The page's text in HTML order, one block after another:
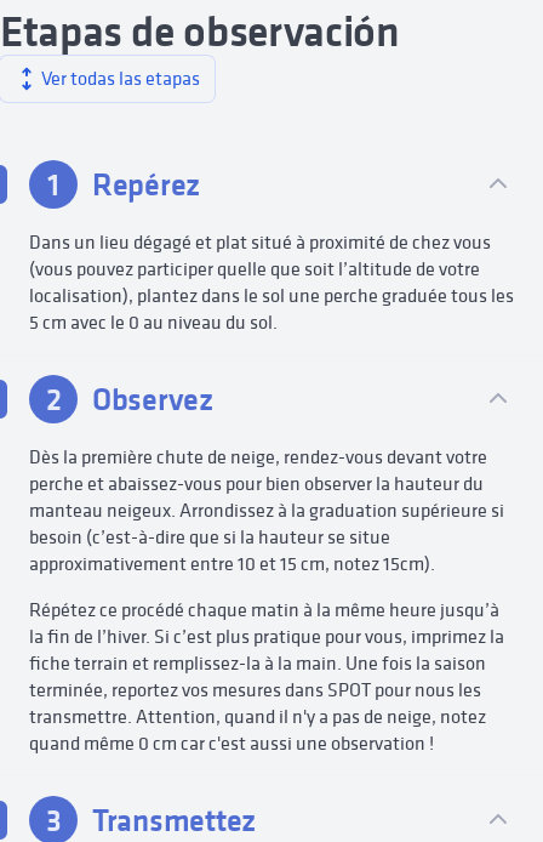
Etapas de observación
Ver todas las etapas
1 Repérez
Dans un lieu dégagé et plat situé à proximité de chez vous
(vous pouvez participer quelle que soit l’altitude de votre
localisation), plantez dans le sol une perche graduée tous les
5 cm avec le 0 au niveau du sol.
2 Observez
Dès la première chute de neige, rendez-vous devant votre
perche et abaissez-vous pour bien observer la hauteur du
manteau neigeux. Arrondissez à la graduation supérieure si
besoin (c’est-à-dire que si la hauteur se situe
approximativement entre 10 et 15 cm, notez 15cm).
Répétez ce procédé chaque matin à la même heure jusqu’à
la fin de l’hiver. Si c’est plus pratique pour vous, imprimez la
fiche terrain et remplissez-la à la main. Une fois la saison
terminée, reportez vos mesures dans SPOT pour nous les
transmettre. Attention, quand il n'y a pas de neige, notez
quand même 0 cm car c'est aussi une observation !
3 Transmettez